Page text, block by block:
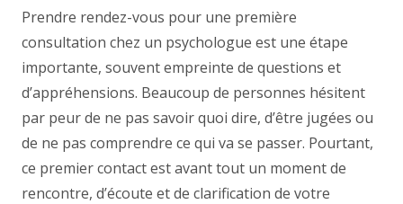
Prendre rendez-vous pour une première
consultation chez un psychologue est une étape
importante, souvent empreinte de questions et
d’appréhensions. Beaucoup de personnes hésitent
par peur de ne pas savoir quoi dire, d’être jugées ou
de ne pas comprendre ce qui va se passer. Pourtant,
ce premier contact est avant tout un moment de
rencontre, d’écoute et de clarification de votre